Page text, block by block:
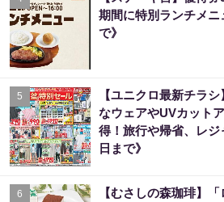
期間に特別ランチメニ
で》
5
【ユニクロ最新チラ
なウェアやUVカット
得！旅行や帰省、レ
日まで》
6
【むさしの森珈琲】